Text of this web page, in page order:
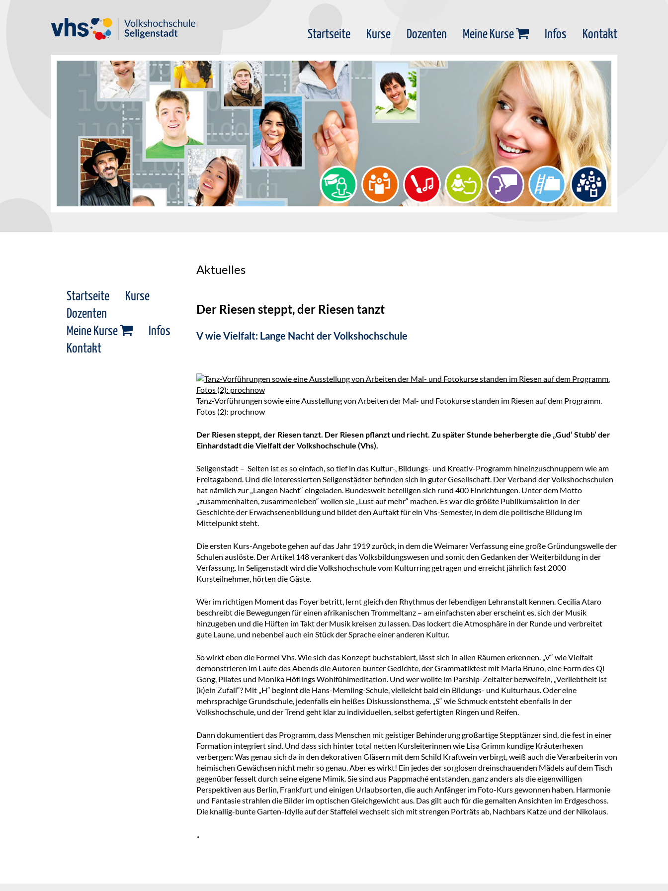
Startseite Kurse Dozenten Meine Kurse Infos Kontakt
Startseite
Kurse
Dozenten
Meine Kurse
Infos
Kontakt
Aktuelles
Der Riesen steppt, der Riesen tanzt
V wie Vielfalt: Lange Nacht der Volkshochschule
Tanz-Vorführungen sowie eine Ausstellung von Arbeiten der Mal- und Fotokurse standen im Riesen auf dem Programm.
Fotos (2): prochnow
Der Riesen steppt, der Riesen tanzt. Der Riesen pflanzt und riecht. Zu später Stunde beherbergte die „Gud‘ Stubb’ der
Einhardstadt die Vielfalt der Volkshochschule (Vhs).
Seligenstadt – Selten ist es so einfach, so tief in das Kultur-, Bildungs- und Kreativ-Programm hineinzuschnuppern wie am
Freitagabend. Und die interessierten Seligenstädter befinden sich in guter Gesellschaft. Der Verband der Volkshochschulen
hat nämlich zur „Langen Nacht“ eingeladen. Bundesweit beteiligen sich rund 400 Einrichtungen. Unter dem Motto
„zusammenhalten, zusammenleben“ wollen sie „Lust auf mehr“ machen. Es war die größte Publikumsaktion in der
Geschichte der Erwachsenenbildung und bildet den Auftakt für ein Vhs-Semester, in dem die politische Bildung im
Mittelpunkt steht.
Die ersten Kurs-Angebote gehen auf das Jahr 1919 zurück, in dem die Weimarer Verfassung eine große Gründungswelle der
Schulen auslöste. Der Artikel 148 verankert das Volksbildungswesen und somit den Gedanken der Weiterbildung in der
Verfassung. In Seligenstadt wird die Volkshochschule vom Kulturring getragen und erreicht jährlich fast 2 000
Kursteilnehmer, hörten die Gäste.
Wer im richtigen Moment das Foyer betritt, lernt gleich den Rhythmus der lebendigen Lehranstalt kennen. Cecilia Ataro
beschreibt die Bewegungen für einen afrikanischen Trommeltanz – am einfachsten aber erscheint es, sich der Musik
hinzugeben und die Hüften im Takt der Musik kreisen zu lassen. Das lockert die Atmosphäre in der Runde und verbreitet
gute Laune, und nebenbei auch ein Stück der Sprache einer anderen Kultur.
So wirkt eben die Formel Vhs. Wie sich das Konzept buchstabiert, lässt sich in allen Räumen erkennen. „V“ wie Vielfalt
demonstrieren im Laufe des Abends die Autoren bunter Gedichte, der Grammatiktest mit Maria Bruno, eine Form des Qi
Gong, Pilates und Monika Höflings Wohlfühlmeditation. Und wer wollte im Parship-Zeitalter bezweifeln, „Verliebtheit ist
(k)ein Zufall“? Mit „H“ beginnt die Hans-Memling-Schule, vielleicht bald ein Bildungs- und Kulturhaus. Oder eine
mehrsprachige Grundschule, jedenfalls ein heißes Diskussionsthema. „S“ wie Schmuck entsteht ebenfalls in der
Volkshochschule, und der Trend geht klar zu individuellen, selbst gefertigten Ringen und Reifen.
Dann dokumentiert das Programm, dass Menschen mit geistiger Behinderung großartige Stepptänzer sind, die fest in einer
Formation integriert sind. Und dass sich hinter total netten Kursleiterinnen wie Lisa Grimm kundige Kräuterhexen
verbergen: Was genau sich da in den dekorativen Gläsern mit dem Schild Kraftwein verbirgt, weiß auch die Verarbeiterin von
heimischen Gewächsen nicht mehr so genau. Aber es wirkt! Ein jedes der sorglosen dreinschauenden Mädels auf dem Tisch
gegenüber fesselt durch seine eigene Mimik. Sie sind aus Pappmaché entstanden, ganz anders als die eigenwilligen
Perspektiven aus Berlin, Frankfurt und einigen Urlaubsorten, die auch Anfänger im Foto-Kurs gewonnen haben. Harmonie
und Fantasie strahlen die Bilder im optischen Gleichgewicht aus. Das gilt auch für die gemalten Ansichten im Erdgeschoss.
Die knallig-bunte Garten-Idylle auf der Staffelei wechselt sich mit strengen Porträts ab, Nachbars Katze und der Nikolaus.
„